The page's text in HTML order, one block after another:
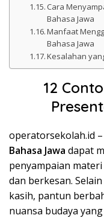
Cara
Bahasa Jawa
Manfaat
Bahasa Jawa
Kesalahan
12
operatorsekolah.id –
Bahasa Jawa dapat
penyampaian
dan berkesan.
kasih, pantun
nuansa budaya